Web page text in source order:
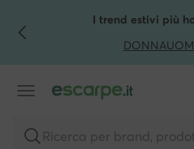
VAI AL CONTENUTO
VAI ALLA RICERCAI trend estivi più
DONNA
Ricerca per brand,